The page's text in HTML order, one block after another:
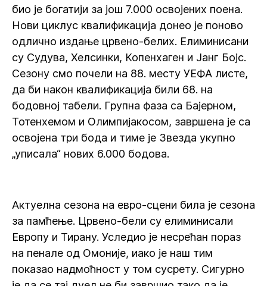
био је богатији за још 7.000 освојених поена.
Нови циклус квалификација донео је поново
одлично издање црвено-белих. Елиминисани
су Судува, Хелсинки, Копенхаген и Јанг Бојс.
Сезону смо почели на 88. месту УЕФА листе,
да би након квалификација били 68. на
бодовној табели. Групна фаза са Бајерном,
Тотенхемом и Олимпијакосом, завршена је са
освојена три бода и тиме је Звезда укупно
„уписала“ нових 6.000 бодова.
Актуелна сезона на евро-сцени била је сезона
за памћење. Црвено-бели су елиминисали
Европу и Тирану. Уследио је несрећан пораз
на пенале од Омоније, иако је наш тим
показао надмоћност у том сусрету. Сигурно